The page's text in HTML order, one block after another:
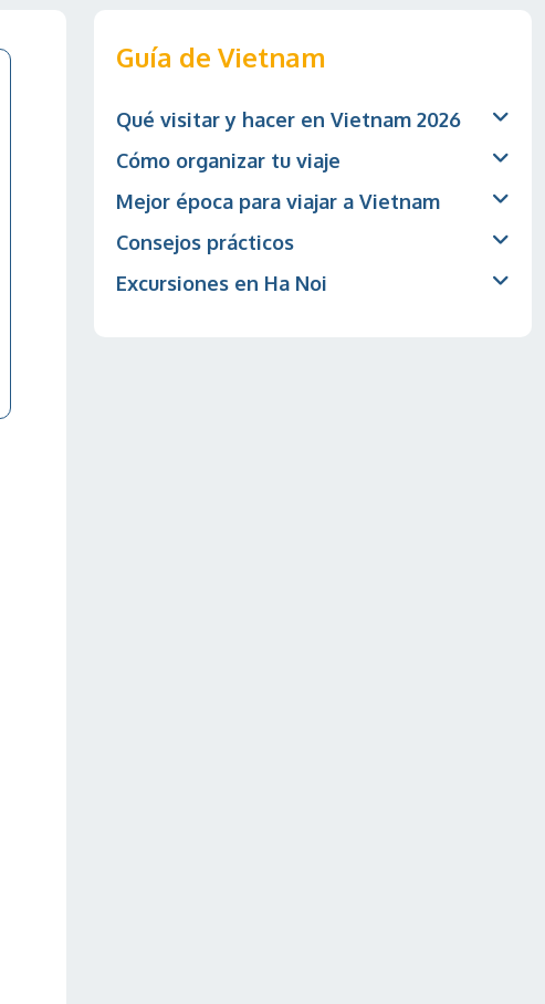
Guía de Vietnam
Qué visitar y hacer en Vietnam 2026
Cómo organizar tu viaje
Mejor época para viajar a Vietnam
Consejos prácticos
Excursiones en Ha Noi